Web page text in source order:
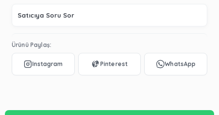
Satıcıya Soru Sor
Ürünü Paylaş: